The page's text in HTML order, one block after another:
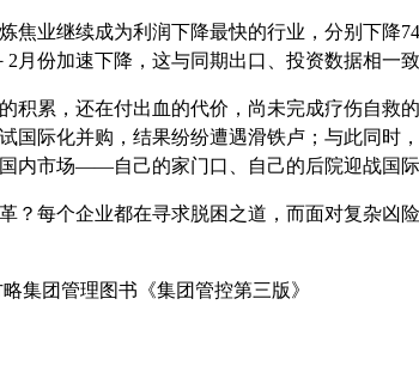
炼焦业继续成为利润下降最快的行业，分别下
份加速下降，这与同期出口、投资数据相一致
累，还在付出血的代价，尚未完成疗伤自救
际化并购，结果纷纷遭遇滑铁卢；与此同时
内市场——自己的家门口、自己的后院迎战国际
每个企业都在寻求脱困之道，而面对复杂凶
集团管理图书《集团管控第三版》